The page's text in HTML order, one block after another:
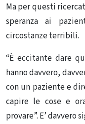
Ma per questi
speranza ai
circostanze terribili.
“È eccitante dare
hanno davvero,
con un paziente e
capire le cose e
provare”. E’ davvero